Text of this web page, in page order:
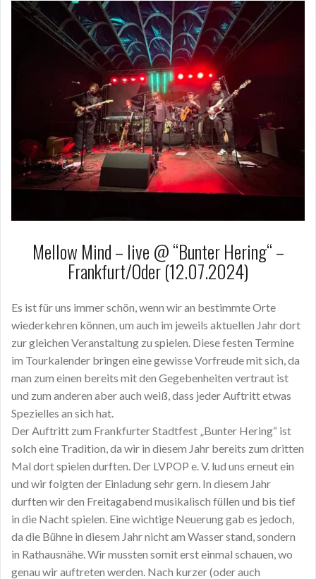
Mellow Mind – live @ “Bunter Hering“ –
Frankfurt/Oder (12.07.2024)
Es ist für uns immer schön, wenn wir an bestimmte Orte
wiederkehren können, um auch im jeweils aktuellen Jahr dort
zur gleichen Veranstaltung zu spielen. Diese festen Termine
im Tourkalender bringen eine gewisse Vorfreude mit sich, da
man zum einen bereits mit den Gegebenheiten vertraut ist
und zum anderen aber auch weiß, dass jeder Auftritt etwas
Spezielles an sich hat.
Der Auftritt zum Frankfurter Stadtfest „Bunter Hering“ ist
solch eine Tradition, da wir in diesem Jahr bereits zum dritten
Mal dort spielen durften. Der LVPOP e. V. lud uns erneut ein
und wir folgten der Einladung sehr gern. In diesem Jahr
durften wir den Freitagabend musikalisch füllen und bis tief
in die Nacht spielen. Eine wichtige Neuerung gab es jedoch,
da die Bühne in diesem Jahr nicht am Wasser stand, sondern
in Rathausnähe. Wir mussten somit erst einmal schauen, wo
genau wir auftreten werden. Nach kurzer (oder auch